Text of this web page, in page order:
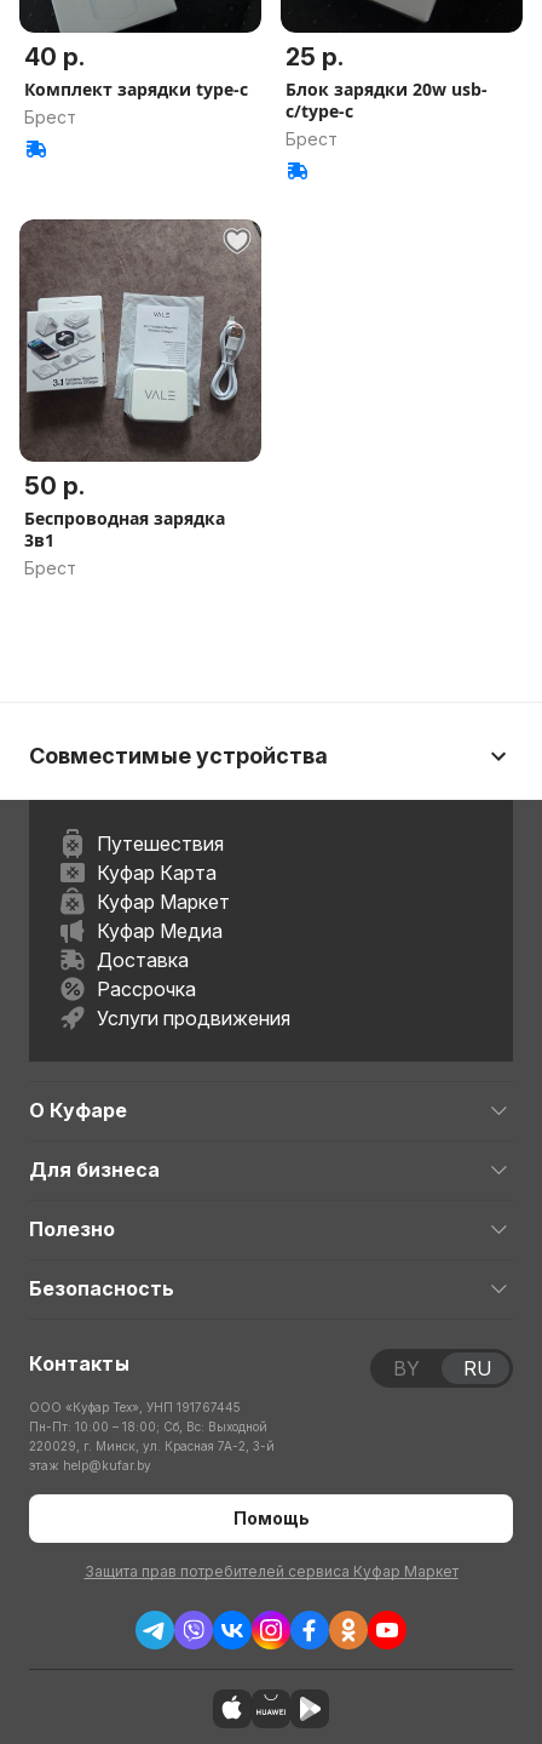
40 р.
Комплект зарядки type-c
Брест
25 р.
Блок зарядки 20w usb-
c/type-c
Брест
50 р.
Беспроводная зарядка
3в1
Брест
Совместимые устройства
Путешествия
Куфар Карта
Куфар Маркет
Куфар Медиа
Доставка
Рассрочка
Услуги продвижения
О Куфаре
Для бизнеса
Полезно
Безопасность
Контакты
ООО «Куфар Тех», УНП 191767445
Пн-Пт: 10:00 – 18:00; Сб, Вс: Выходной
220029, г. Минск, ул. Красная 7А-2, 3-й
этаж help@kufar.by
Помощь
Защита прав потребителей сервиса Куфар Маркет
BY RU